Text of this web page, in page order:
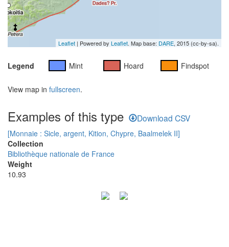
Leaflet | Powered by Leaflet. Map base: DARE, 2015 (cc-by-sa).
Legend Mint Hoard Findspot
View map in fullscreen.
Examples of this type Download CSV
[Monnaie : Sicle, argent, Kition, Chypre, Baalmelek II]
Collection
Bibliothèque nationale de France
Weight
10.93